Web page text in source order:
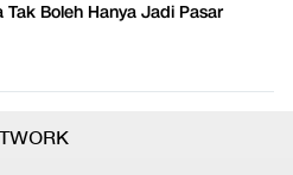
Boleh Hanya Jadi Pasar